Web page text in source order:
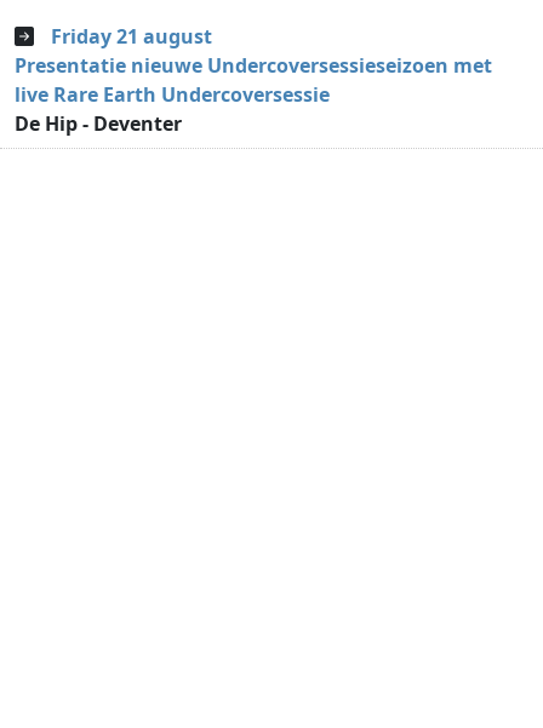
Friday 21 august
Presentatie nieuwe Undercoversessieseizoen met
live Rare Earth Undercoversessie
De Hip - Deventer